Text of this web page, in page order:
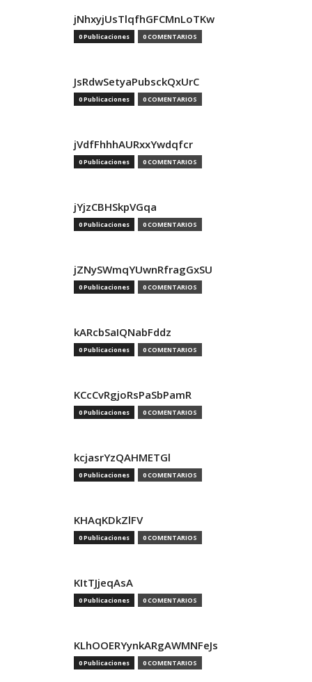
jNhxyjUsTlqfhGFCMnLoTKw
0 Publicaciones 0 COMENTARIOS
JsRdwSetyaPubsckQxUrC
0 Publicaciones 0 COMENTARIOS
jVdfFhhhAURxxYwdqfcr
0 Publicaciones 0 COMENTARIOS
jYjzCBHSkpVGqa
0 Publicaciones 0 COMENTARIOS
jZNySWmqYUwnRfragGxSU
0 Publicaciones 0 COMENTARIOS
kARcbSaIQNabFddz
0 Publicaciones 0 COMENTARIOS
KCcCvRgjoRsPaSbPamR
0 Publicaciones 0 COMENTARIOS
kcjasrYzQAHMETGl
0 Publicaciones 0 COMENTARIOS
KHAqKDkZlFV
0 Publicaciones 0 COMENTARIOS
KItTJjeqAsA
0 Publicaciones 0 COMENTARIOS
KLhOOERYynkARgAWMNFeJs
0 Publicaciones 0 COMENTARIOS